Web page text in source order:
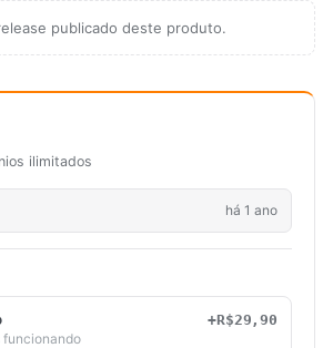
publicado deste produto.
ilimitados
há 1 ano
+R$29,90
funcionando